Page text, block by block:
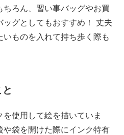
ろん、習い事バッグやお買
グとしてもおすすめ！ 丈夫
ものを入れて持ち歩く際も
使用して絵を描いていま
袋を開けた際にインク特有